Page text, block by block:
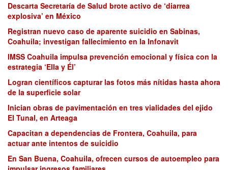
Descarta Secretaría de Salud brote activo de ‘diarrea
explosiva’ en México
Registran nuevo caso de aparente suicidio en Sabinas,
Coahuila; investigan fallecimiento en la Infonavit
IMSS Coahuila impulsa prevención emocional y física con la
estrategia ‘Ella y Él’
Logran científicos capturar las fotos más nítidas hasta ahora
de la superficie solar
Inician obras de pavimentación en tres vialidades del ejido
El Tunal, en Arteaga
Capacitan a dependencias de Frontera, Coahuila, para
actuar ante intentos de suicidio
En San Buena, Coahuila, ofrecen cursos de autoempleo para